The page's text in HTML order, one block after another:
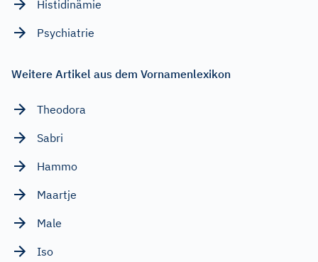
Histidinämie
Psychiatrie
Weitere Artikel aus dem Vornamenlexikon
Theodora
Sabri
Hammo
Maartje
Male
Iso